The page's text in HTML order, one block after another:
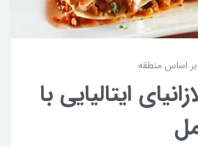
اساس منطقه
ایتالیایی با